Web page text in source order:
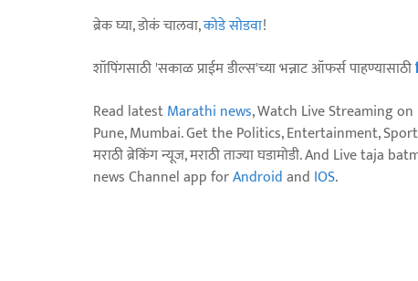
ब्रेक घ्या, डोकं चालवा,कोडे सोडवा!
शॉपिंगसाठी 'सकाळ प्राईम डील्स'च्या भन्नाट ऑफर्स पाहण्यासाठी
Read latestMarathi news, Watch Live Streaming on
Pune, Mumbai. Get the Politics, Entertainment,
मराठी ब्रेकिंग न्यूज, मराठी ताज्या घडामोडी. And Live
news Channel app forAndroidand IOS.